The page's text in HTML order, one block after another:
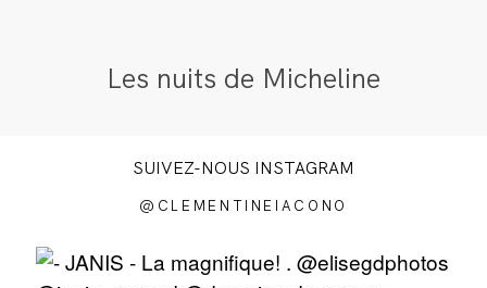
Les nuits de Micheline
SUIVEZ-NOUS INSTAGRAM
@CLEMENTINEIACONO